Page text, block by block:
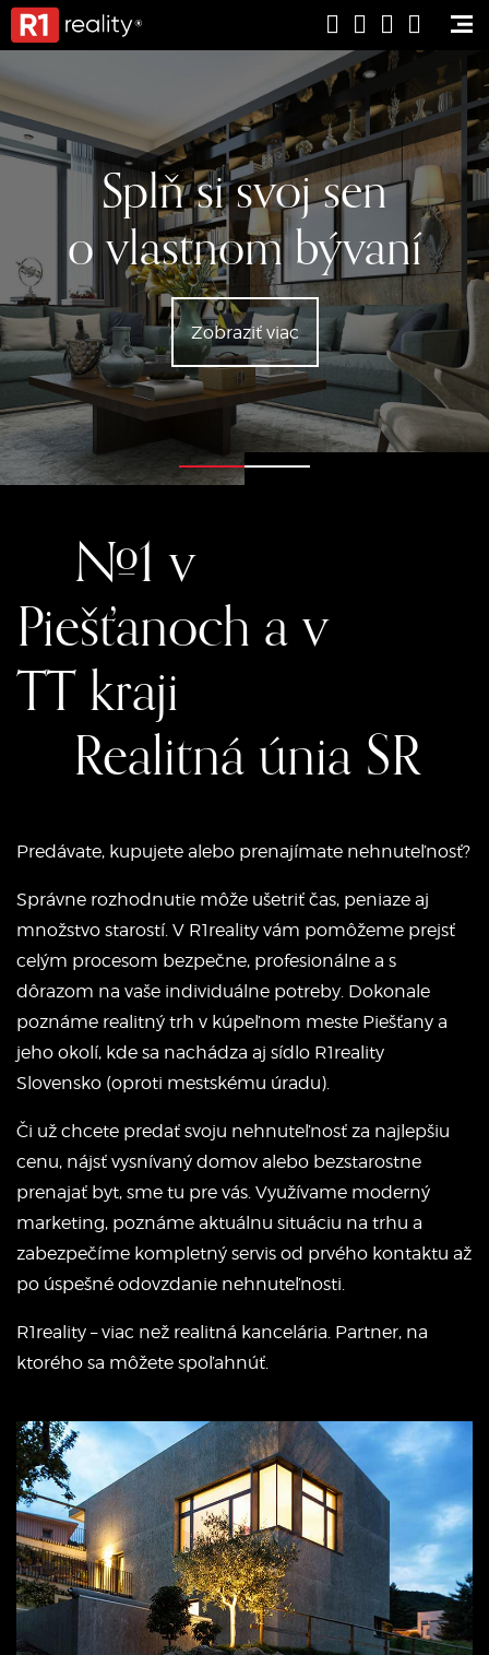
Splň si svoj sen
o vlastnom bývaní
Zobraziť viac
#1 v
Piešťanoch a v
TT kraji
Realitná únia SR
Predávate, kupujete alebo prenajímate nehnuteľnosť?
Správne rozhodnutie môže ušetriť čas, peniaze aj
množstvo starostí. V R1reality vám pomôžeme prejsť
celým procesom bezpečne, profesionálne a s
dôrazom na vaše individuálne potreby. Dokonale
poznáme realitný trh v kúpeľnom meste Piešťany a
jeho okolí, kde sa nachádza aj sídlo R1reality
Slovensko (oproti mestskému úradu).
Či už chcete predať svoju nehnuteľnosť za najlepšiu
cenu, nájsť vysnívaný domov alebo bezstarostne
prenajať byt, sme tu pre vás. Využívame moderný
marketing, poznáme aktuálnu situáciu na trhu a
zabezpečíme kompletný servis od prvého kontaktu až
po úspešné odovzdanie nehnuteľnosti.
R1reality – viac než realitná kancelária. Partner, na
ktorého sa môžete spoľahnúť.